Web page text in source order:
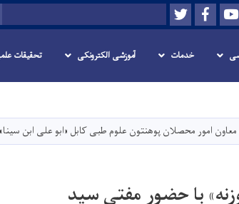
Youtube
Facebook
Twitter
Search
خدمات آموزشی الکترونکی تحقیقات
امور محصلان پوهنتون علوم طبی کابل «ابو علی ابن
با حضور مفتی سید